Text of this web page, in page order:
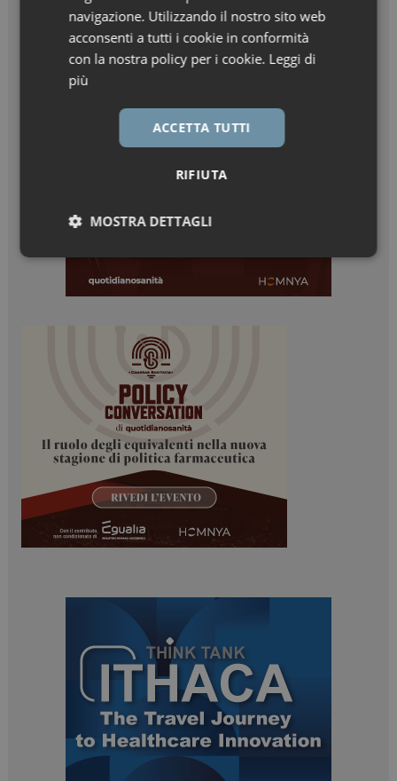
navigazione. Utilizzando il nostro sito web
acconsenti a tutti i cookie in conformità
con la nostra policy per i cookie. Leggi di
più
ACCETTA TUTTI
RIFIUTA
MOSTRA DETTAGLI
Necessari Marketing
Necessari
I cookie necessari contribuiscono a rendere fruibile il
sito web abilitandone funzionalità di base quali la
navigazione sulle pagine e l'accesso alle aree
protette del sito. Il sito web non è in grado di
funzionare correttamente senza questi cookie.
NOME
FORNITORE / DOMINIO
_ga
Google LLC
.dailyhealthindustry.it